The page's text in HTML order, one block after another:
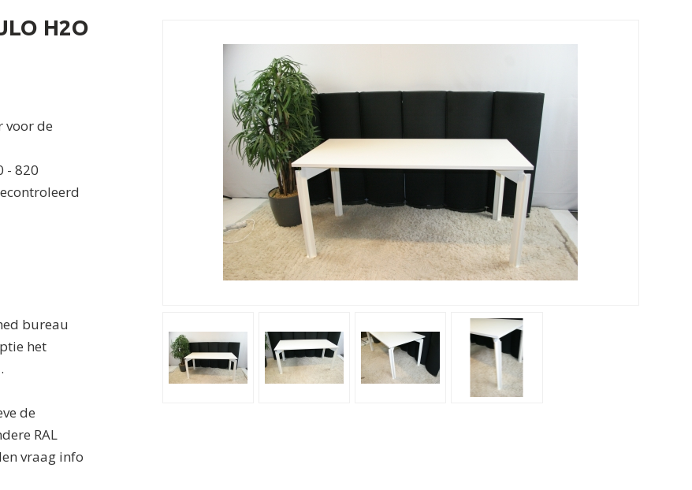
H2O
voor de
- 820
bureau
het
de
RAL
vraag info